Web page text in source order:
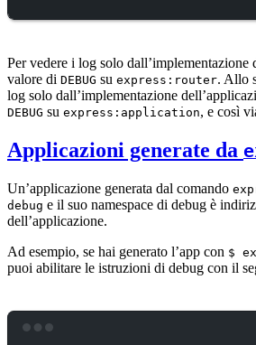
Per vedere i log solo dall’implementazione
valore di DEBUG su express:router. Allo
log solo dall’implementazione
DEBUG su express:application, e così
Applicazioni generate da
Un’applicazione generata dal comando
debug e il suo namespace di debug è
dell’applicazione.
Ad esempio, se hai generato l’app con $
puoi abilitare le istruzioni di debug con il